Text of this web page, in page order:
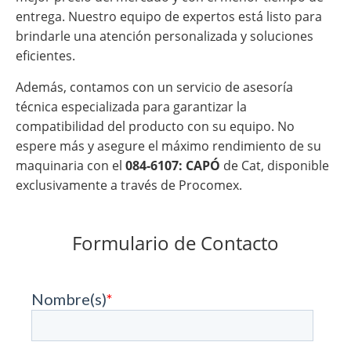
entrega. Nuestro equipo de expertos está listo para
brindarle una atención personalizada y soluciones
eficientes.
Además, contamos con un servicio de asesoría
técnica especializada para garantizar la
compatibilidad del producto con su equipo. No
espere más y asegure el máximo rendimiento de su
maquinaria con el 084-6107: CAPÓ de Cat, disponible
exclusivamente a través de Procomex.
Formulario de Contacto